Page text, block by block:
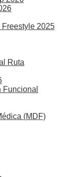
2025
Ruta
(MDF)